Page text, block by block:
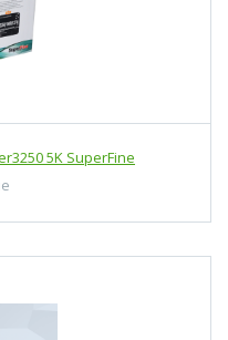
5K SuperFine